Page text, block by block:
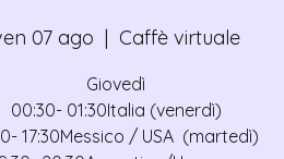
07 ago
  |
Caffè virtuale
Giovedì
00:30- 01:30Italia (venerdì)
17:30Messico / USA (martedì)